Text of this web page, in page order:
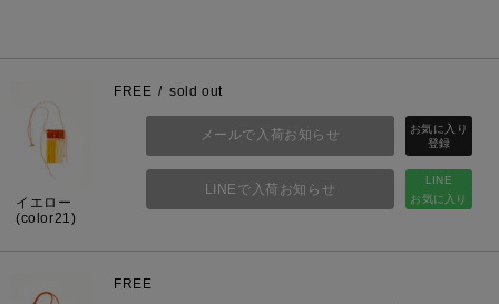
イエロー
(color21)
FREE sold out
LINE
お気に入り
メールで入荷お知らせ
LINEで入荷お知らせ
FREE